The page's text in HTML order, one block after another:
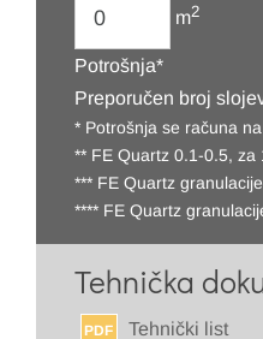
m2
Potrošnja*
Preporučen broj
* Potrošnja se računa
** FE Quartz 0.1-0.5, za
*** FE Quartz
**** FE Quartz
Tehnička
PDF Tehnički list